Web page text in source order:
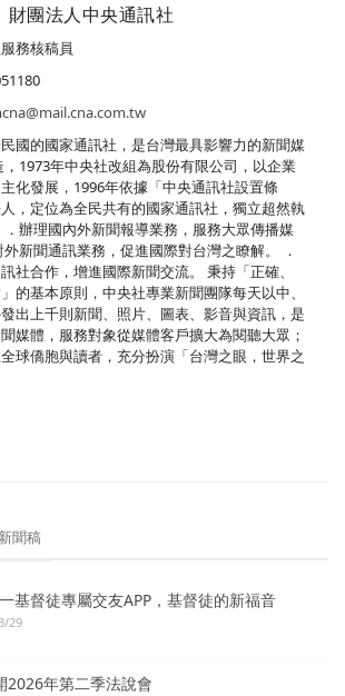
財團法人中央通訊社
務核稿員
國的國家通訊社，是台灣最具影響力的新聞媒
1973年中央社改組為股份有限公司，以企業
化發展，1996年依據「中央通訊社設置條
，定位為全民共有的國家通訊社，獨立超然執
辦理國內外新聞報導業務，服務大眾傳播媒
新聞通訊業務，促進國際對台灣之瞭解。 ．
社合作，增進國際新聞交流。 秉持「正確、
的基本原則，中央社專業新聞團隊每天以中、
出上千則新聞、照片、圖表、影音與資訊，是
媒體，服務對象從媒體客戶擴大為閱聽大眾；
球僑胞與讀者，充分扮演「台灣之眼，世界之
聞稿
基督徒專屬交友APP，基督徒的新福音
29
2026年第二季法說會